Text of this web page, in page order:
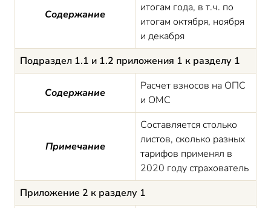
Содержание
итогам года, в т.ч. по
итогам октября, ноября
и декабря
Подраздел 1.1 и 1.2 приложения 1 к разделу 1
Содержание
Расчет взносов на ОПС
и ОМС
Примечание
Составляется столько
листов, сколько разных
тарифов применял в
2020 году страхователь
Приложение 2 к разделу 1